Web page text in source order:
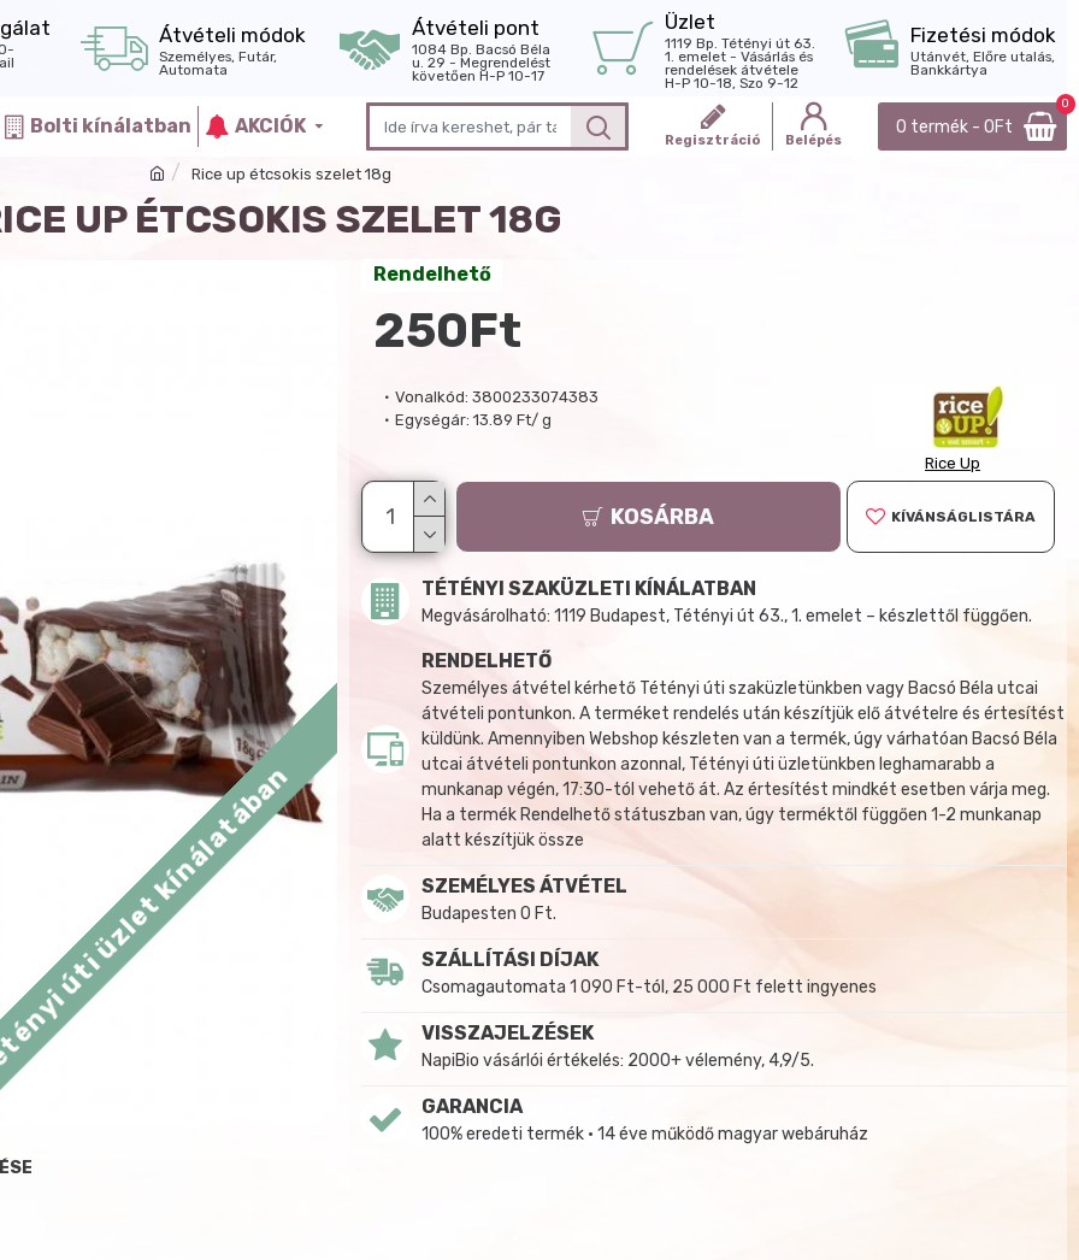
Átvételi módok
Személyes, Futár,
Automata
Átvételi pont
1084 Bp. Bacsó Béla
u. 29 - Megrendelést
követően H-P 10-17
Üzlet
1119 Bp. Tétényi út 63.
1. emelet - Vásárlás és
rendelések átvétele
H-P 10-18, Szo 9-12
Fizetési módok
Utánvét, Előre utalás,
Bankkártya
Bolti kínálatban AKCIÓK
Regisztráció Belépés
0 termék - 0Ft
0
Rice up étcsokis szelet 18g
UP ÉTCSOKIS SZELET 18G
üzlet kínálatában
Vonalkód: 3800233074383
Egységár: 13.89 Ft/ g
Rice Up
Rendelhető
250Ft
KOSÁRBA KÍVÁNSÁGLISTÁRA
TÉTÉNYI SZAKÜZLETI KÍNÁLATBAN
Megvásárolható: 1119 Budapest, Tétényi út 63., 1. emelet – készlettől függően.
RENDELHETŐ
Személyes átvétel kérhető Tétényi úti szaküzletünkben vagy Bacsó Béla utcai
átvételi pontunkon. A terméket rendelés után készítjük elő átvételre és értesítést
küldünk. Amennyiben Webshop készleten van a termék, úgy várhatóan Bacsó Béla
utcai átvételi pontunkon azonnal, Tétényi úti üzletünkben leghamarabb a
munkanap végén, 17:30-tól vehető át. Az értesítést mindkét esetben várja meg.
Ha a termék Rendelhető státuszban van, úgy terméktől függően 1-2 munkanap
alatt készítjük össze
SZEMÉLYES ÁTVÉTEL
Budapesten 0 Ft.
SZÁLLÍTÁSI DÍJAK
Csomagautomata 1 090 Ft-tól, 25 000 Ft felett ingyenes
VISSZAJELZÉSEK
NapiBio vásárlói értékelés: 2000+ vélemény, 4,9/5.
GARANCIA
100% eredeti termék • 14 éve működő magyar webáruház